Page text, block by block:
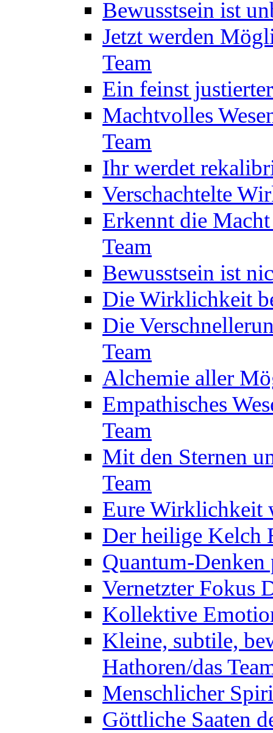
Bewusstsein ist
Jetzt werden
Team
Ein feinst
Machtvolles
Team
Ihr werdet
Verschachtelte
Erkennt die
Team
Bewusstsein ist
Die Wirklichkeit
Die
Team
Alchemie aller
Empathisches
Team
Mit den Sternen
Team
Eure Wirklichkeit
Der heilige Kelch
Quantum-Denken
Vernetzter Fokus
Kollektive
Kleine, subtile,
Hathoren/das
Menschlicher
Göttliche Saaten